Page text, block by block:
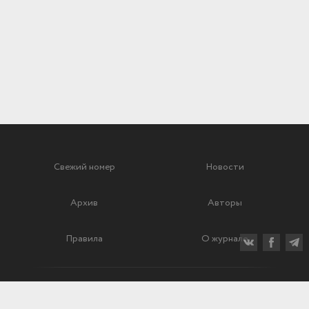
Свежий номер Новости
Архив Авторы
Правила О журнале